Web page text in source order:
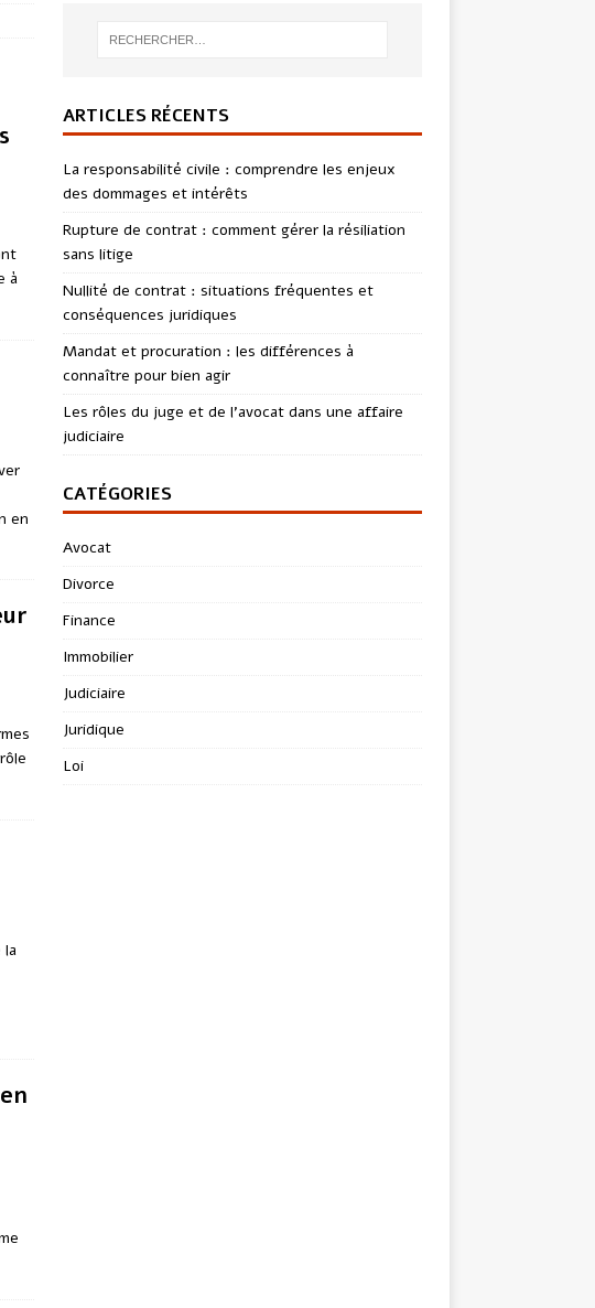
à
en
la
ARTICLES RÉCENTS
La responsabilité civile : comprendre les enjeux
des dommages et intérêts
Rupture de contrat : comment gérer la résiliation
sans litige
Nullité de contrat : situations fréquentes et
conséquences juridiques
Mandat et procuration : les différences à
connaître pour bien agir
Les rôles du juge et de l’avocat dans une affaire
judiciaire
CATÉGORIES
Avocat
Divorce
Finance
Immobilier
Judiciaire
Juridique
Loi